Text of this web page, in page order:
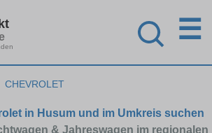
☰
CHEVROLET
in Husum und im Umkreis suchen
& Jahreswagen im regionalen